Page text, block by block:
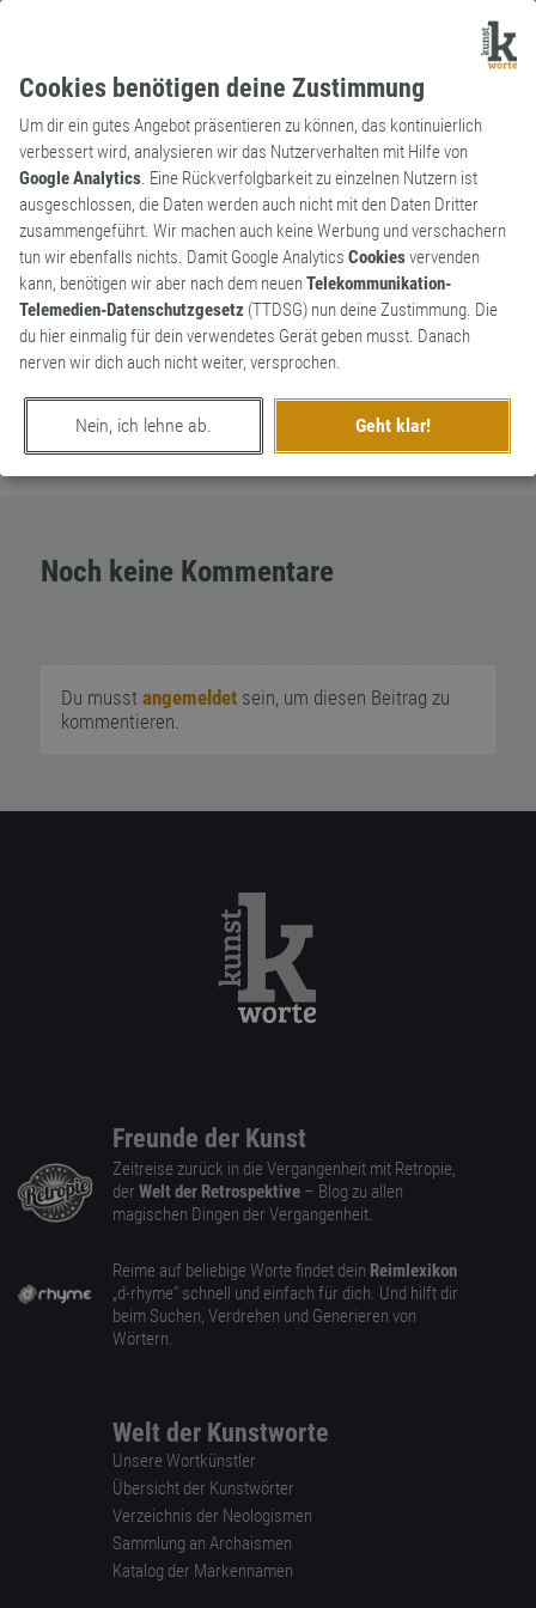
Cookies benötigen deine Zustimmung
Um dir ein gutes Angebot präsentieren zu können, das kontinuierlich
verbessert wird, analysieren wir das Nutzerverhalten mit Hilfe von
Google Analytics. Eine Rückverfolgbarkeit zu einzelnen Nutzern ist
ausgeschlossen, die Daten werden auch nicht mit den Daten Dritter
zusammengeführt. Wir machen auch keine Werbung und verschachern
tun wir ebenfalls nichts. Damit Google Analytics Cookiesvervenden
kann, benötigen wir aber nach dem neuenTelekommunikation-
Telemedien-Datenschutzgesetz (TTDSG) nun deine Zustimmung. Die
du hier einmalig für dein verwendetes Gerät geben musst. Danach
nerven wir dich auch nicht weiter, versprochen.
Nein, ich lehne ab. Geht klar!
Kunstwort
Substantiv
Krasshüpfer
Tänzer des Harlem-Shake.
1
0
erschaffen vonMartin Söchting
Noch keine Kommentare
Du musst angemeldetsein, um diesen Beitrag zu
kommentieren.
Freunde der Kunst
Zeitreise zurück in die Vergangenheit mit Retropie,
der Welt der Retrospektive – Blog zu allen
magischen Dingen der Vergangenheit.
Reime auf beliebige Worte findet dein Reimlexikon
„d-rhyme” schnell und einfach für dich. Und hilft dir
beim Suchen, Verdrehen und Generieren von
Wörtern.
Welt der Kunstworte
Unsere Wortkünstler
Übersicht der Kunstwörter
Verzeichnis der Neologismen
Sammlung an Archaismen
Katalog der Markennamen